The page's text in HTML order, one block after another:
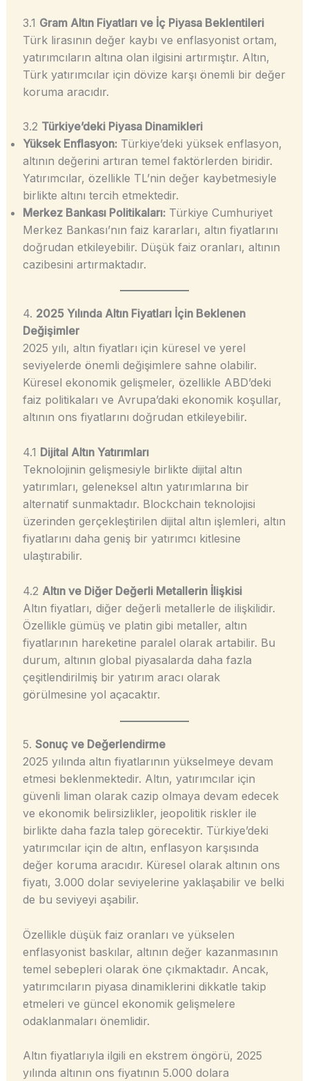
3.1 Gram Altın Fiyatları ve İç Piyasa Beklentileri
Türk lirasının değer kaybı ve enflasyonist ortam,
yatırımcıların altına olan ilgisini artırmıştır. Altın,
Türk yatırımcılar için dövize karşı önemli bir değer
koruma aracıdır.
3.2 Türkiye’deki Piyasa Dinamikleri
Yüksek Enflasyon:Türkiye’deki yüksek enflasyon,
altının değerini artıran temel faktörlerden biridir.
Yatırımcılar, özellikle TL’nin değer kaybetmesiyle
birlikte altını tercih etmektedir.
Merkez Bankası Politikaları:Türkiye Cumhuriyet
Merkez Bankası’nın faiz kararları, altın fiyatlarını
doğrudan etkileyebilir. Düşük faiz oranları, altının
cazibesini artırmaktadır.
4. 2025 Yılında Altın Fiyatları İçin Beklenen
Değişimler
2025 yılı, altın fiyatları için küresel ve yerel
seviyelerde önemli değişimlere sahne olabilir.
Küresel ekonomik gelişmeler, özellikle ABD’deki
faiz politikaları ve Avrupa’daki ekonomik koşullar,
altının ons fiyatlarını doğrudan etkileyebilir.
4.1 Dijital Altın Yatırımları
Teknolojinin gelişmesiyle birlikte dijital altın
yatırımları, geleneksel altın yatırımlarına bir
alternatif sunmaktadır. Blockchain teknolojisi
üzerinden gerçekleştirilen dijital altın işlemleri, altın
fiyatlarını daha geniş bir yatırımcı kitlesine
ulaştırabilir.
4.2 Altın ve Diğer Değerli Metallerin İlişkisi
Altın fiyatları, diğer değerli metallerle de ilişkilidir.
Özellikle gümüş ve platin gibi metaller, altın
fiyatlarının hareketine paralel olarak artabilir. Bu
durum, altının global piyasalarda daha fazla
çeşitlendirilmiş bir yatırım aracı olarak
görülmesine yol açacaktır.
5. Sonuç ve Değerlendirme
2025 yılında altın fiyatlarının yükselmeye devam
etmesi beklenmektedir. Altın, yatırımcılar için
güvenli liman olarak cazip olmaya devam edecek
ve ekonomik belirsizlikler, jeopolitik riskler ile
birlikte daha fazla talep görecektir. Türkiye’deki
yatırımcılar için de altın, enflasyon karşısında
değer koruma aracıdır. Küresel olarak altının ons
fiyatı, 3.000 dolar seviyelerine yaklaşabilir ve belki
de bu seviyeyi aşabilir.
Özellikle düşük faiz oranları ve yükselen
enflasyonist baskılar, altının değer kazanmasının
temel sebepleri olarak öne çıkmaktadır. Ancak,
yatırımcıların piyasa dinamiklerini dikkatle takip
etmeleri ve güncel ekonomik gelişmelere
odaklanmaları önemlidir.
Altın fiyatlarıyla ilgili en ekstrem öngörü, 2025
yılında altının ons fiyatının 5.000 dolara